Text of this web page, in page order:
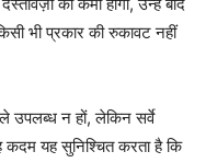
भी प्रकार की रुकावट नहीं
उपलब्ध न हों, लेकिन सर्वे
कदम यह सुनिश्चित करता है कि